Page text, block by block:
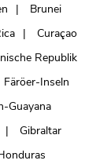
Brunei
Curaçao
Republik
Färöer-Inseln
Guayana
Gibraltar